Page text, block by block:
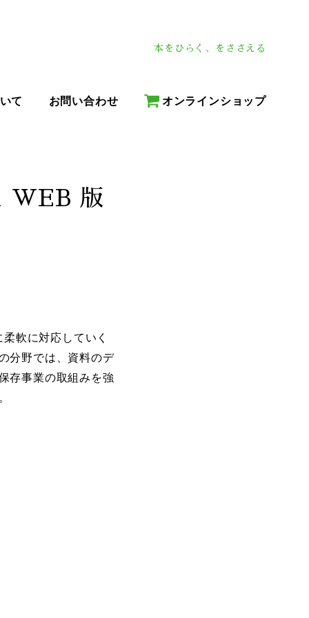
本をひらく、をささえる
て お問い合わせ オンラインショップ
WEB 版
軟に対応していく
分野では、資料のデ
存事業の取組みを強